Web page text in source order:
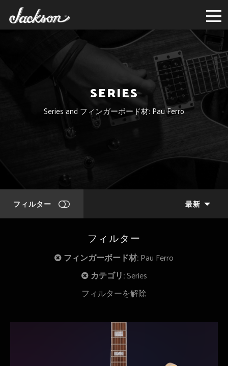
SERIES
Series and フィンガーボード材: Pau Ferro
フィルター 最新
フィルター
フィンガーボード材:Pau Ferro
カテゴリ:Series
フィルターを解除